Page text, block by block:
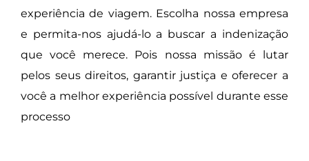
experiência de viagem. Escolha nossa empresa
e permita-nos ajudá-lo a buscar a indenização
que você merece. Pois nossa missão é lutar
pelos seus direitos, garantir justiça e oferecer a
você a melhor experiência possível durante esse
processo